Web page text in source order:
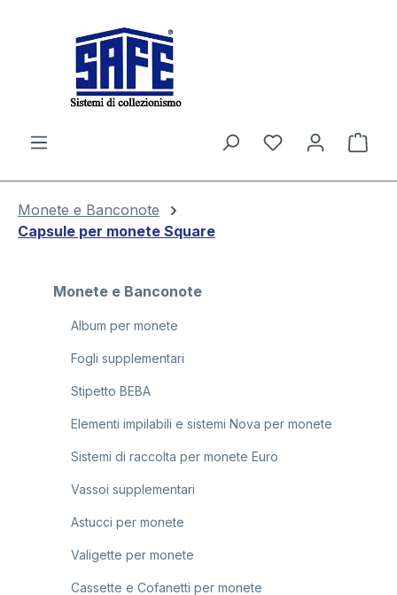
Il
Monete e Banconote
Capsule per monete Square
Monete e Banconote
Album per monete
Fogli supplementari
Stipetto BEBA
Elementi impilabili e sistemi Nova per monete
Sistemi di raccolta per monete Euro
Vassoi supplementari
Astucci per monete
Valigette per monete
Cassette e Cofanetti per monete